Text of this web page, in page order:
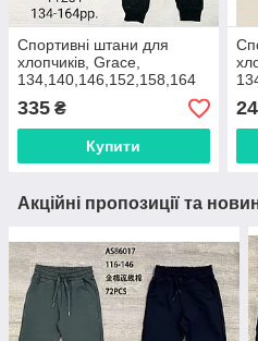
Спортивні штани для
хлопчиків, Grace,
134,140,146,152,158,164
см, № B11201
335 ₴
Купити
Акційні пропозиції та